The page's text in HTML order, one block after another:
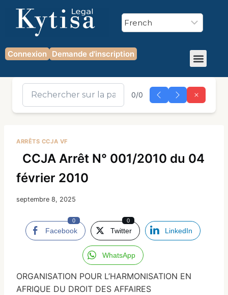
Connexion Demande d'inscription
0/0
ARRÊTS CCJA VF
CCJA Arrêt N° 001/2010 du 04
février 2010
septembre 8, 2025
Facebook
0
Twitter
0
LinkedIn
WhatsApp
ORGANISATION POUR L’HARMONISATION EN
AFRIQUE DU DROIT DES AFFAIRES